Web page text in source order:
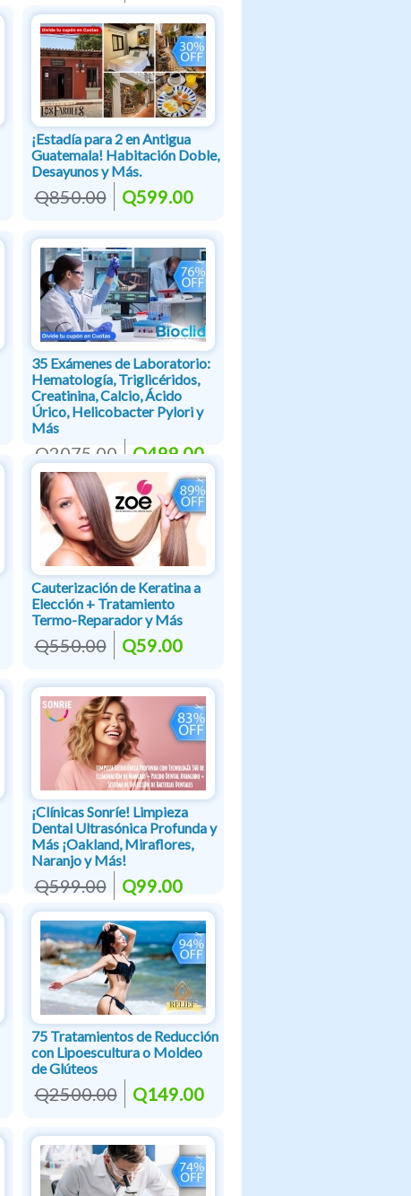
¡Estadía para 2 en Antigua
Guatemala! Habitación Doble,
Desayunos y Más.
Q850.00 Q599.00
35 Exámenes de Laboratorio:
Hematología, Triglicéridos,
Creatinina, Calcio, Ácido
Úrico, Helicobacter Pylori y
Más
Q2075.00 Q499.00
Cauterización de Keratina a
Elección + Tratamiento
Termo-Reparador y Más
Q550.00 Q59.00
¡Clínicas Sonríe! Limpieza
Dental Ultrasónica Profunda y
Más ¡Oakland, Miraflores,
Naranjo y Más!
Q599.00 Q99.00
75 Tratamientos de Reducción
con Lipoescultura o Moldeo
de Glúteos
Q2500.00 Q149.00